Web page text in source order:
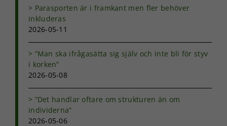
Parasporten är i framkant men fler behöver
inkluderas
2026-05-11
”Man ska ifrågasätta sig själv och inte bli för styv
i korken”
2026-05-08
”Det handlar oftare om strukturen än om
individerna”
2026-05-06
går inte att
välja bort. De
taget ska
fungera.